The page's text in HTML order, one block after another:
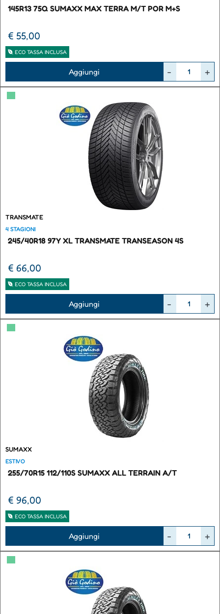
145R13 75Q SUMAXX MAX TERRA M/T POR M+S
€ 55,00
ECO TASSA INCLUSA
Aggiungi
▀
TRANSMATE
4 STAGIONI
245/40R18 97Y XL TRANSMATE TRANSEASON 4S
€ 66,00
ECO TASSA INCLUSA
Aggiungi
▀
SUMAXX
ESTIVO
255/70R15 112/110S SUMAXX ALL TERRAIN A/T
€ 96,00
ECO TASSA INCLUSA
Aggiungi
▀